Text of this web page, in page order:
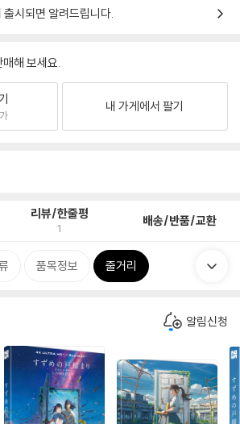
시되면 알려드립니다.
해 보세요.
내 가게에서 팔기
리뷰/한줄평
1 배송/반품/교환
품목정보 줄거리
알림신청